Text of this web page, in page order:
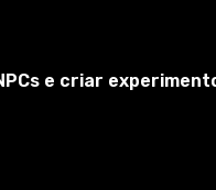
infligir ataques aéreos
e criar